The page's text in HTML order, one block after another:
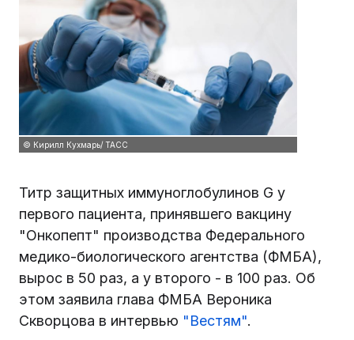
© Кирилл Кухмарь/ ТАСС
Титр защитных иммуноглобулинов G у
первого пациента, принявшего вакцину
"Онкопепт" производства Федерального
медико-биологического агентства (ФМБА),
вырос в 50 раз, а у второго - в 100 раз. Об
этом заявила глава ФМБА Вероника
Скворцова в интервью "Вестям".